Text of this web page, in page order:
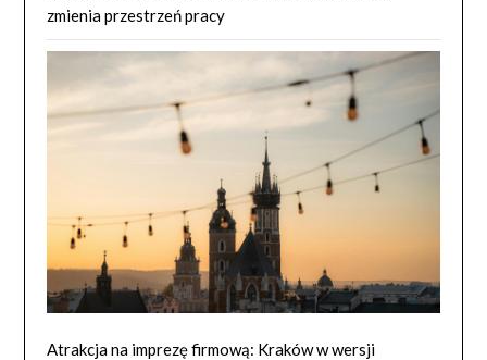
zmienia przestrzeń pracy
Atrakcja na imprezę firmową: Kraków w wersji